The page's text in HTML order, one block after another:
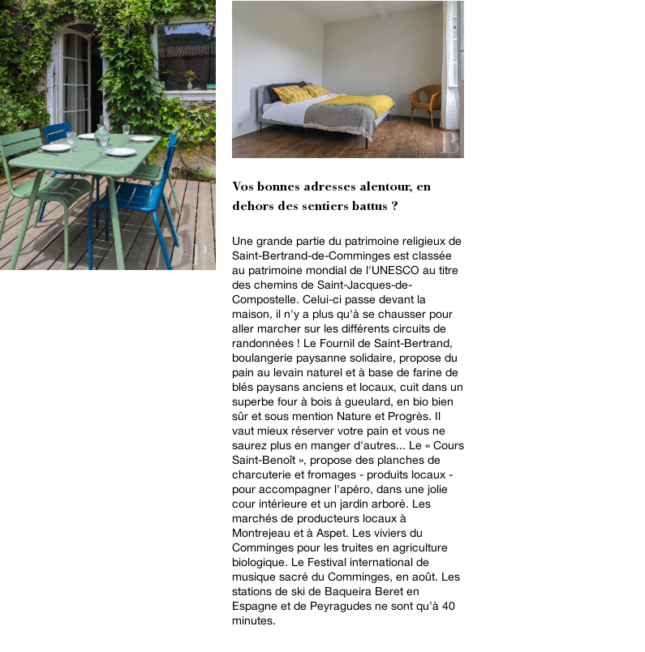
Vos bonnes adresses alentour, en
dehors des sentiers battus ?
Une grande partie du patrimoine religieux de
Saint-Bertrand-de-Comminges est classée
au patrimoine mondial de l'UNESCO au titre
des chemins de Saint-Jacques-de-
Compostelle. Celui-ci passe devant la
maison, il n'y a plus qu'à se chausser pour
aller marcher sur les différents circuits de
randonnées ! Le Fournil de Saint-Bertrand,
boulangerie paysanne solidaire, propose du
pain au levain naturel et à base de farine de
blés paysans anciens et locaux, cuit dans un
superbe four à bois à gueulard, en bio bien
sûr et sous mention Nature et Progrès. Il
vaut mieux réserver votre pain et vous ne
saurez plus en manger d'autres... Le « Cours
Saint-Benoît », propose des planches de
charcuterie et fromages - produits locaux -
pour accompagner l'apéro, dans une jolie
cour intérieure et un jardin arboré. Les
marchés de producteurs locaux à
Montrejeau et à Aspet. Les viviers du
Comminges pour les truites en agriculture
biologique. Le Festival international de
musique sacré du Comminges, en août. Les
stations de ski de Baqueira Beret en
Espagne et de Peyragudes ne sont qu'à 40
minutes.